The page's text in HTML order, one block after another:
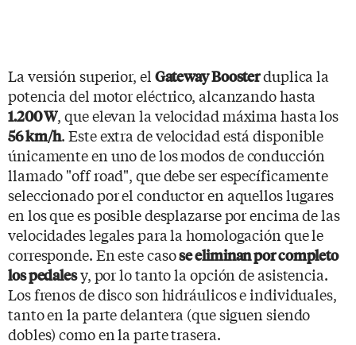
La versión superior, el Gateway Boosterduplica la
potencia del motor eléctrico, alcanzando hasta
1.200 W, que elevan la velocidad máxima hasta los
56 km/h. Este extra de velocidad está disponible
únicamente en uno de los modos de conducción
llamado "off road", que debe ser específicamente
seleccionado por el conductor en aquellos lugares
en los que es posible desplazarse por encima de las
velocidades legales para la homologación que le
corresponde. En este casose eliminan por completo
los pedalesy, por lo tanto la opción de asistencia.
Los frenos de disco son hidráulicos e individuales,
tanto en la parte delantera (que siguen siendo
dobles) como en la parte trasera.